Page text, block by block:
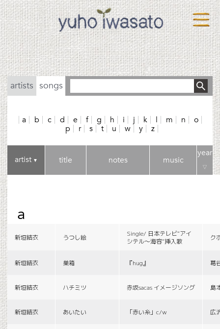
artists songs
a b c d e f g h i j k l m n
o
p
r s t u w y z
artist▼ title notes music
year
▽
a
新垣結衣 うつし絵
Single/ 日本テレビ“アイ
シテル〜海容”挿入歌
ク
新垣結衣 巣箱 『hug』 葛
新垣結衣 ハチミツ 赤坂sacas イメージソング 島
新垣結衣 あいたい 「赤い糸」c/w 広